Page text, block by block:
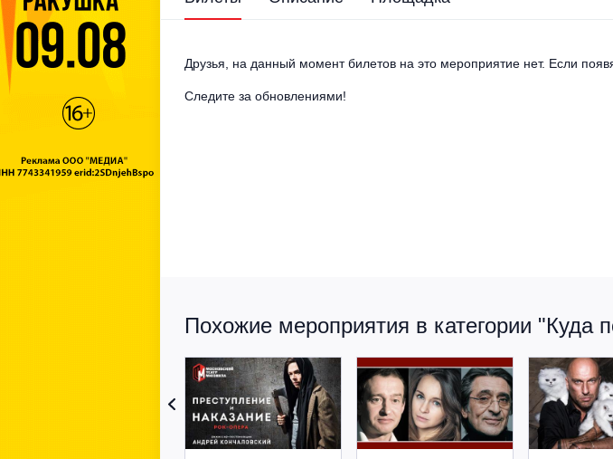
Друзья, на данный момент билетов на это мероприятие нет. Если
Следите за обновлениями!
Похожие мероприятия в категории "Куда